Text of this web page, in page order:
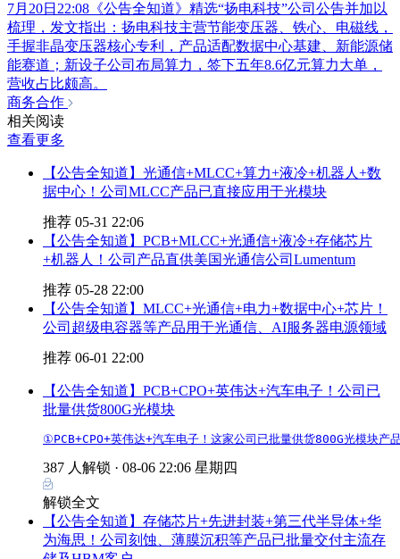
7月20日22:08《公告全知道》精选“扬电科技”公司公告并加以
梳理，发文指出：扬电科技主营节能变压器、铁心、电磁线，
手握非晶变压器核心专利，产品适配数据中心基建、新能源储
能赛道；新设子公司布局算力，签下五年8.6亿元算力大单，
营收占比颇高。
商务合作
相关阅读
查看更多
【公告全知道】光通信+MLCC+算力+液冷+机器人+数
据中心！公司MLCC产品已直接应用于光模块
推荐 05-31 22:06
【公告全知道】PCB+MLCC+光通信+液冷+存储芯片
+机器人！公司产品直供美国光通信公司Lumentum
推荐 05-28 22:00
【公告全知道】MLCC+光通信+电力+数据中心+芯片！
公司超级电容器等产品用于光通信、AI服务器电源领域
推荐 06-01 22:00
【公告全知道】PCB+CPO+英伟达+汽车电子！公司已
批量供货800G光模块
①PCB+CPO+英伟达+汽车电子！这家公司已批量供货800G光模块
387 人解锁 · 08-06 22:06 星期四
解锁全文
【公告全知道】存储芯片+先进封装+第三代半导体+华
为海思！公司刻蚀、薄膜沉积等产品已批量交付主流存